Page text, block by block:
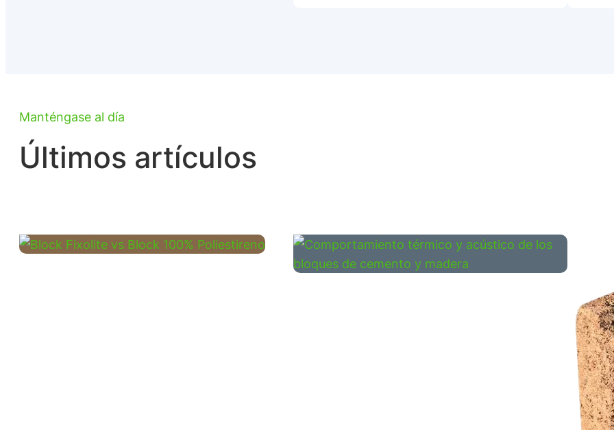
Manténgase al día
Últimos artículos